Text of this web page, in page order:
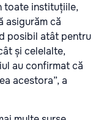
toate instituțiile,
asigurăm că
posibil atât pentru
și celelalte,
au confirmat că
acestora”, a